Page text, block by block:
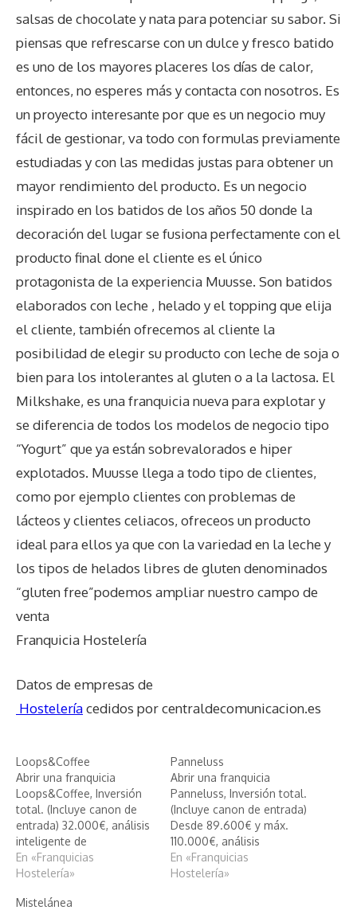
salsas de chocolate y nata para potenciar su sabor. Si
piensas que refrescarse con un dulce y fresco batido
es uno de los mayores placeres los días de calor,
entonces, no esperes más y contacta con nosotros. Es
un proyecto interesante por que es un negocio muy
fácil de gestionar, va todo con formulas previamente
estudiadas y con las medidas justas para obtener un
mayor rendimiento del producto. Es un negocio
inspirado en los batidos de los años 50 donde la
decoración del lugar se fusiona perfectamente con el
producto final done el cliente es el único
protagonista de la experiencia Muusse. Son batidos
elaborados con leche , helado y el topping que elija
el cliente, también ofrecemos al cliente la
posibilidad de elegir su producto con leche de soja o
bien para los intolerantes al gluten o a la lactosa. El
Milkshake, es una franquicia nueva para explotar y
se diferencia de todos los modelos de negocio tipo
“Yogurt” que ya están sobrevalorados e hiper
explotados. Muusse llega a todo tipo de clientes,
como por ejemplo clientes con problemas de
lácteos y clientes celiacos, ofreceos un producto
ideal para ellos ya que con la variedad en la leche y
los tipos de helados libres de gluten denominados
“gluten free”podemos ampliar nuestro campo de
venta
Franquicia Hostelería
Datos de empresas de
Hosteleríacedidos por centraldecomunicacion.es
Loops&Coffee
Abrir una franquicia
Loops&Coffee, Inversión
total. (Incluye canon de
entrada) 32.000€, análisis
inteligente de
Loops&Coffee
En «Franquicias
Hostelería»
Panneluss
Abrir una franquicia
Panneluss, Inversión total.
(Incluye canon de entrada)
Desde 89.600€ y máx.
110.000€, análisis
inteligente de Panneluss
En «Franquicias
Hostelería»
Mistelánea